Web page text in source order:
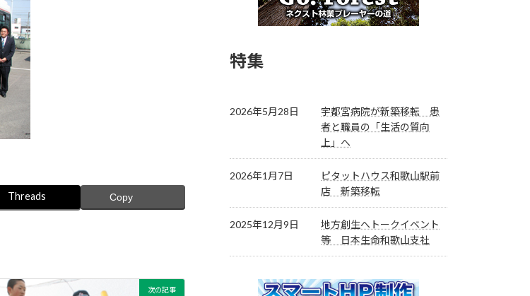
Threads Copy
次の記事
特集
2026年5月28日
宇都宮病院が新築移転 患
者と職員の「生活の質向
上」へ
2026年1月7日
ピタットハウス和歌山駅前
店 新築移転
2025年12月9日
地方創生へトークイベント
等 日本生命和歌山支社